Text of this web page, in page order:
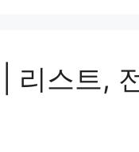
리스트,